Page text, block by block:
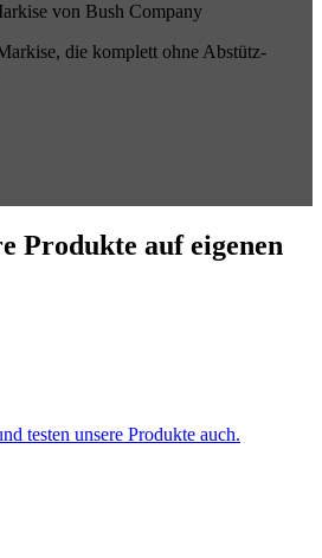
von Bush Company
die komplett ohne Abstütz-
Produkte auf eigenen